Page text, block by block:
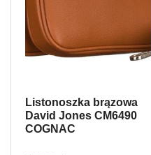
Listonoszka brązowa
David Jones CM6490
COGNAC